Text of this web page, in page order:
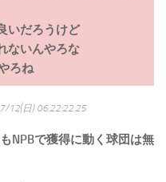
いだろうけど
ないんやろな
ろね
12(日) 06:22:22.25
NPBで獲得に動く球団は無